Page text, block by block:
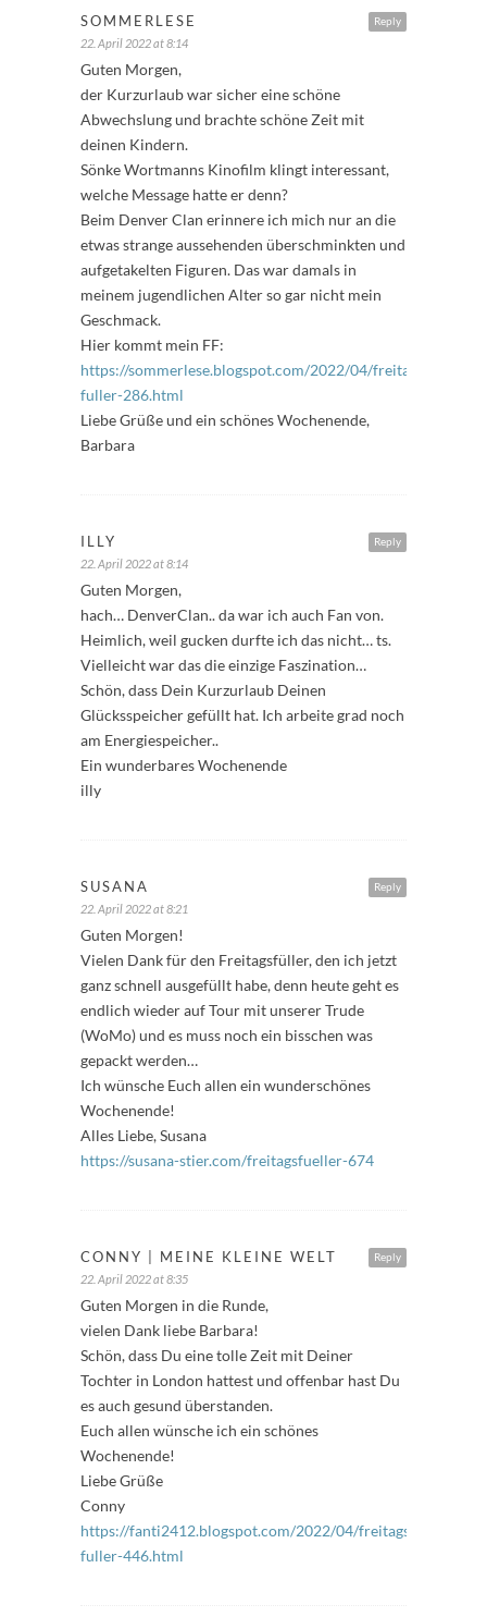
Reply
SOMMERLESE
22. April 2022 at 8:14
Guten Morgen,
der Kurzurlaub war sicher eine schöne
Abwechslung und brachte schöne Zeit mit
deinen Kindern.
Sönke Wortmanns Kinofilm klingt interessant,
welche Message hatte er denn?
Beim Denver Clan erinnere ich mich nur an die
etwas strange aussehenden überschminkten und
aufgetakelten Figuren. Das war damals in
meinem jugendlichen Alter so gar nicht mein
Geschmack.
Hier kommt mein FF:
https://sommerlese.blogspot.com/2022/04/freitags-
fuller-286.html
Liebe Grüße und ein schönes Wochenende,
Barbara
Reply
ILLY
22. April 2022 at 8:14
Guten Morgen,
hach… DenverClan.. da war ich auch Fan von.
Heimlich, weil gucken durfte ich das nicht… ts.
Vielleicht war das die einzige Faszination…
Schön, dass Dein Kurzurlaub Deinen
Glücksspeicher gefüllt hat. Ich arbeite grad noch
am Energiespeicher..
Ein wunderbares Wochenende
illy
Reply
SUSANA
22. April 2022 at 8:21
Guten Morgen!
Vielen Dank für den Freitagsfüller, den ich jetzt
ganz schnell ausgefüllt habe, denn heute geht es
endlich wieder auf Tour mit unserer Trude
(WoMo) und es muss noch ein bisschen was
gepackt werden…
Ich wünsche Euch allen ein wunderschönes
Wochenende!
Alles Liebe, Susana
https://susana-stier.com/freitagsfueller-674
Reply
CONNY | MEINE KLEINE WELT
22. April 2022 at 8:35
Guten Morgen in die Runde,
vielen Dank liebe Barbara!
Schön, dass Du eine tolle Zeit mit Deiner
Tochter in London hattest und offenbar hast Du
es auch gesund überstanden.
Euch allen wünsche ich ein schönes
Wochenende!
Liebe Grüße
Conny
https://fanti2412.blogspot.com/2022/04/freitags-
fuller-446.html